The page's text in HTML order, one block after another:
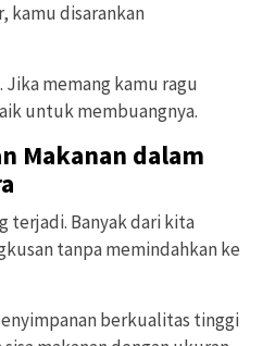
kamu disarankan
memang kamu ragu
untuk membuangnya.
Makanan dalam
terjadi. Banyak dari kita
tanpa memindahkan ke
berkualitas tinggi